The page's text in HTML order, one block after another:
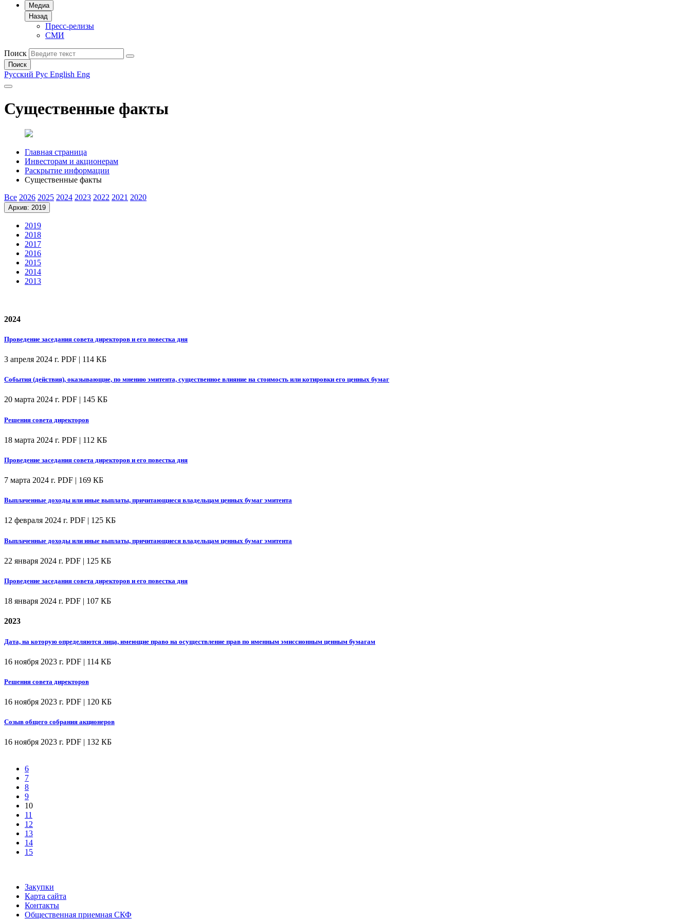
Медиа
Назад
Пресс-релизы
СМИ
Поиск
Поиск
Русский Рус English Eng
Существенные факты
Главная страница
Инвесторам и акционерам
Раскрытие информации
Существенные факты
Все 2026 2025 2024 2023 2022 2021 2020
Архив: 2019
2019
2018
2017
2016
2015
2014
2013
2024
Проведение заседания совета директоров и его повестка дня
3 апреля 2024 г. PDF | 114 КБ
События (действия), оказывающие, по мнению эмитента, существенное влияние на стоимость или котировки его ценных бумаг
20 марта 2024 г. PDF | 145 КБ
Решения совета директоров
18 марта 2024 г. PDF | 112 КБ
Проведение заседания совета директоров и его повестка дня
7 марта 2024 г. PDF | 169 КБ
Выплаченные доходы или иные выплаты, причитающиеся владельцам ценных бумаг эмитента
12 февраля 2024 г. PDF | 125 КБ
Выплаченные доходы или иные выплаты, причитающиеся владельцам ценных бумаг эмитента
22 января 2024 г. PDF | 125 КБ
Проведение заседания совета директоров и его повестка дня
18 января 2024 г. PDF | 107 КБ
2023
Дата, на которую определяются лица, имеющие право на осуществление прав по именным эмиссионным ценным бумагам
16 ноября 2023 г. PDF | 114 КБ
Решения совета директоров
16 ноября 2023 г. PDF | 120 КБ
Созыв общего собрания акционеров
16 ноября 2023 г. PDF | 132 КБ
6
7
8
9
10
11
12
13
14
15
Закупки
Карта сайта
Контакты
Общественная приемная СКФ